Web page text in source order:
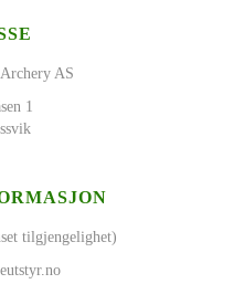
AS
1
tilgjengelighet)